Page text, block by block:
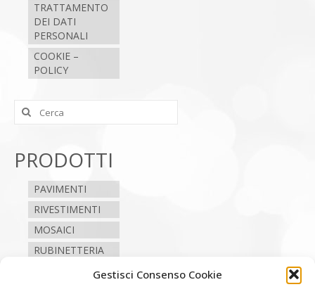
Gestisci Consenso Cookie
TRATTAMENTO
DEI DATI
PERSONALI
COOKIE –
POLICY
Cerca:
PRODOTTI
PAVIMENTI
RIVESTIMENTI
MOSAICI
RUBINETTERIA